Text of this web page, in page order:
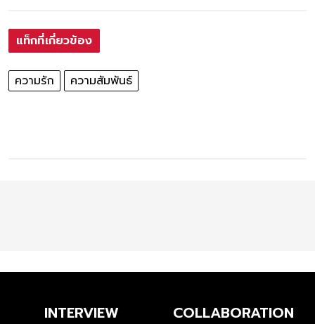
แท็กที่เกี่ยวข้อง
ความรัก ความสัมพันธ์
INTERVIEW COLLABORATION